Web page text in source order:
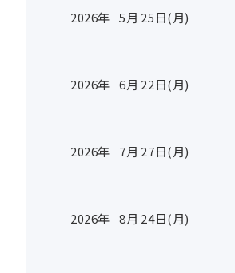
2026年 5月 25日(月)
2026年 6月 22日(月)
2026年 7月 27日(月)
2026年 8月 24日(月)